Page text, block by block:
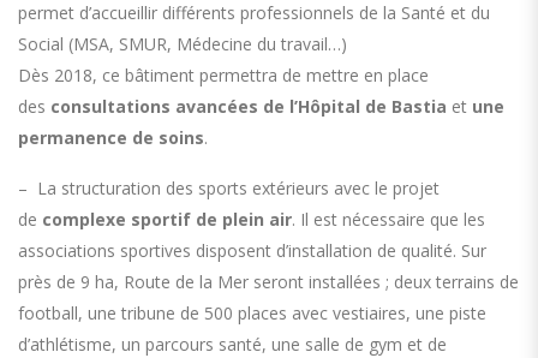
permet d’accueillir différents professionnels de la Santé et du
Social (MSA, SMUR, Médecine du travail…)
Dès 2018, ce bâtiment permettra de mettre en place
des consultations avancées de l’Hôpital de Bastia et une
permanence de soins.
– La structuration des sports extérieurs avec le projet
de complexe sportif de plein air. Il est nécessaire que les
associations sportives disposent d’installation de qualité. Sur
près de 9 ha, Route de la Mer seront installées ; deux terrains de
football, une tribune de 500 places avec vestiaires, une piste
d’athlétisme, un parcours santé, une salle de gym et de